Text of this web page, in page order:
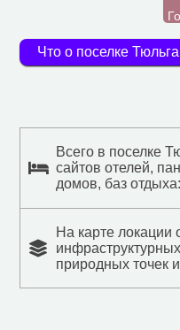
Что о поселке
Всего в поселке
сайтов отелей,
домов, баз отдыха:
На карте локации
природных точек